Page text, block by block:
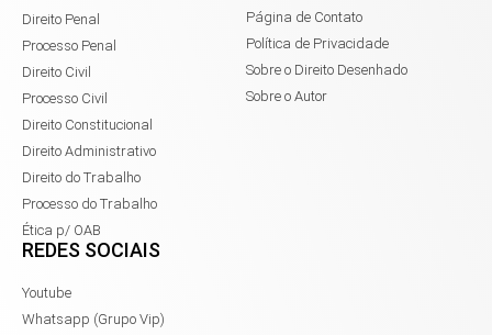
Direito Penal
Processo Penal
Direito Civil
Processo Civil
Direito Constitucional
Direito Administrativo
Direito do Trabalho
Processo do Trabalho
Ética p/ OAB
Página de Contato
Política de Privacidade
Sobre o Direito Desenhado
Sobre o Autor
REDES SOCIAIS
Youtube
Whatsapp (Grupo Vip)